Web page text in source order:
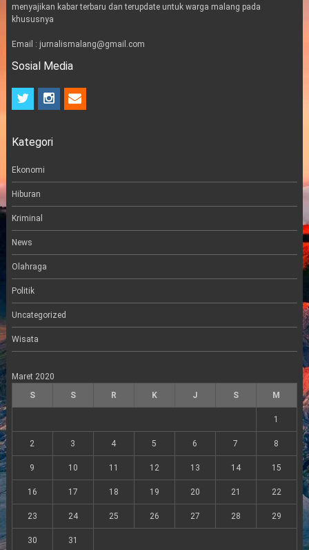
menyajikan kabar terbaru dan terupdate untuk warga malang pada
khususnya
Email : jurnalismalang@gmail.com
Sosial Media
t
t
r
i
n
a
e
m
Kategori
Ekonomi
Hiburan
Kriminal
News
Olahraga
Politik
Uncategorized
Wisata
Maret 2020
S
S R K J S M
1
2 3 4 5 6 7 8
9 10 11 12 13 14 15
16 17 18 19 20 21 22
23 24 25 26 27 28 29
30 31